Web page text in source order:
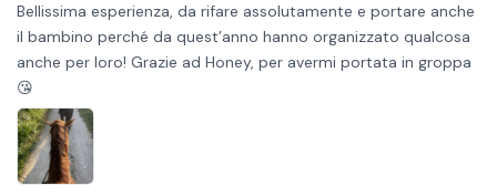
Bellissima esperienza, da rifare assolutamente e portare anche
il bambino perché da quest’anno hanno organizzato qualcosa
anche per loro! Grazie ad Honey, per avermi portata in groppa
😘